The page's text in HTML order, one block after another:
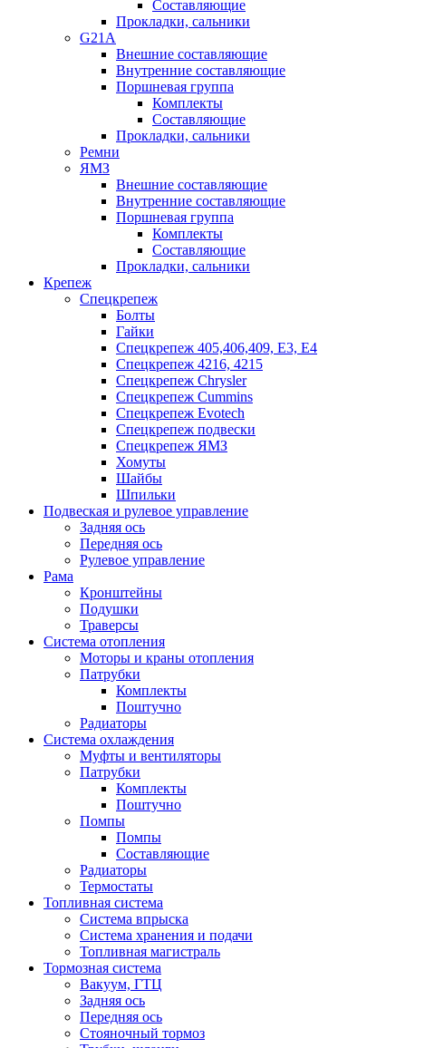
Составляющие
Прокладки, сальники
G21A
Внешние составляющие
Внутренние составляющие
Поршневая группа
Комплекты
Составляющие
Прокладки, сальники
Ремни
ЯМЗ
Внешние составляющие
Внутренние составляющие
Поршневая группа
Комплекты
Составляющие
Прокладки, сальники
Крепеж
Спецкрепеж
Болты
Гайки
Спецкрепеж 405,406,409, Е3, Е4
Спецкрепеж 4216, 4215
Спецкрепеж Chrysler
Спецкрепеж Cummins
Спецкрепеж Evotech
Спецкрепеж подвески
Спецкрепеж ЯМЗ
Хомуты
Шайбы
Шпильки
Подвеская и рулевое управление
Задняя ось
Передняя ось
Рулевое управление
Рама
Кронштейны
Подушки
Траверсы
Система отопления
Моторы и краны отопления
Патрубки
Комплекты
Поштучно
Радиаторы
Система охлаждения
Муфты и вентиляторы
Патрубки
Комплекты
Поштучно
Помпы
Помпы
Составляющие
Радиаторы
Термостаты
Топливная система
Система впрыска
Система хранения и подачи
Топливная магистраль
Тормозная система
Вакуум, ГТЦ
Задняя ось
Передняя ось
Стояночный тормоз